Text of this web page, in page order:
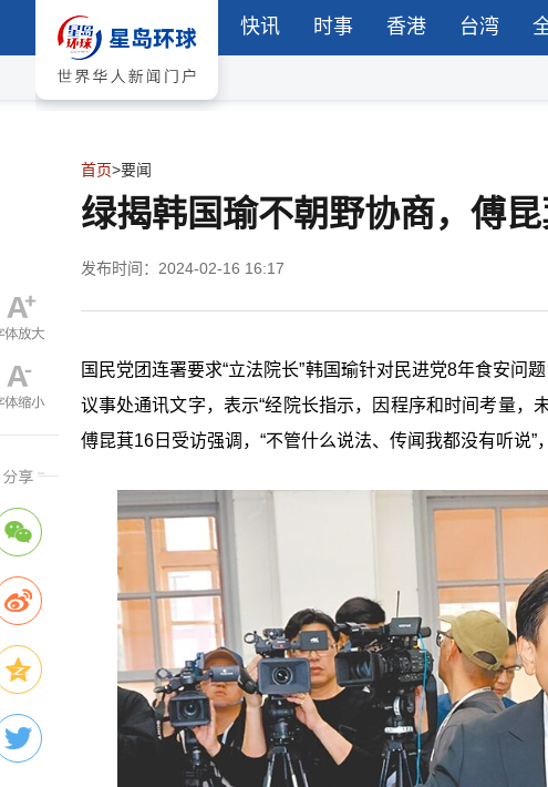
快讯 时事 香港 台湾
首页>要闻
绿揭韩国瑜不朝野协商，傅
发布时间：2024-02-16 16:17
国民党团连署要求“立法院长”韩国瑜针对民进党8年食安问
议事处通讯文字，表示“经院长指示，因程序和时间考量，
傅昆萁16日受访强调， “不管什么说法、传闻我都没有听说”